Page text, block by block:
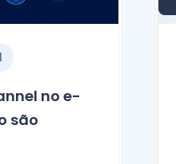
no e-
são